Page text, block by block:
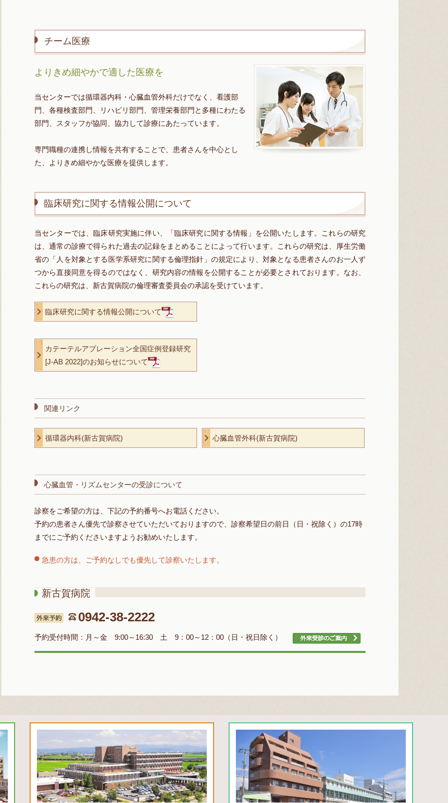
チーム医療
よりきめ細やかで適した医療を
当センターでは循環器内科・心臓血管外科だけでなく、看護部
門、各種検査部門、リハビリ部門、管理栄養部門と多種にわたる
部門、スタッフが協同、協力して診療にあたっています。
専門職種の連携し情報を共有することで、患者さんを中心とし
た、よりきめ細やかな医療を提供します。
臨床研究に関する情報公開について
当センターでは、臨床研究実施に伴い、「臨床研究に関する情報」を公開いたします。これらの研究
は、通常の診療で得られた過去の記録をまとめることによって行います。これらの研究は、厚生労働
省の「人を対象とする医学系研究に関する倫理指針」の規定により、対象となる患者さんのお一人ず
つから直接同意を得るのではなく、研究内容の情報を公開することが必要とされております。なお、
これらの研究は、新古賀病院の倫理審査委員会の承認を受けています。
臨床研究に関する情報公開について
カテーテルアブレーション全国症例登録研究
[J-AB 2022]のお知らせについて
関連リンク
循環器内科(新古賀病院) 心臓血管外科(新古賀病院)
心臓血管・リズムセンターの受診について
診察をご希望の方は、下記の予約番号へお電話ください。
予約の患者さん優先で診察させていただいておりますので、診察希望日の前日（日・祝除く）の17時
までにご予約くださいますようお勧めいたします。
急患の方は、ご予約なしでも優先して診察いたします。
新古賀病院
0942-38-2222
予約受付時間： 月～金 9:00～16:30 土 9：00～12：00（日・祝日除く）